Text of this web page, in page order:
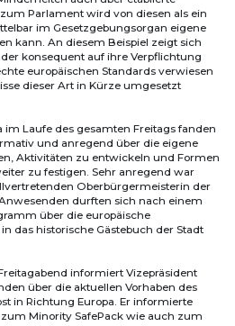
Parlament wird von diesen als ein
im Gesetzgebungsorgan eigene
kann. An diesem Beispiel zeigt sich
konsequent auf ihre Verpflichtung
europäischen Standards verwiesen
dieser Art in Kürze umgesetzt
Laufe des gesamten Freitags fanden
und anregend über die eigene
Aktivitäten zu entwickeln und Formen
zu festigen. Sehr anregend war
Oberbürgermeisterin der
durften sich nach einem
über die europäische
das historische Gästebuch der Stadt
informiert Vizepräsident
über die aktuellen Vorhaben des
in Richtung Europa. Er informierte
Minority SafePack wie auch zum